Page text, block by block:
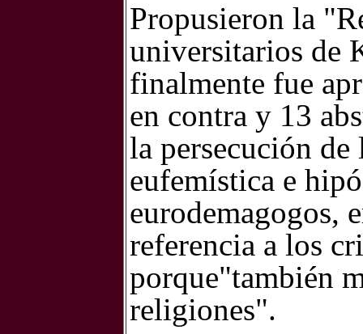
Propusieron la
universitarios de
finalmente fue
en contra y 13
la persecución
eufemística e
eurodemagogos,
referencia a los
porque"también
religiones".